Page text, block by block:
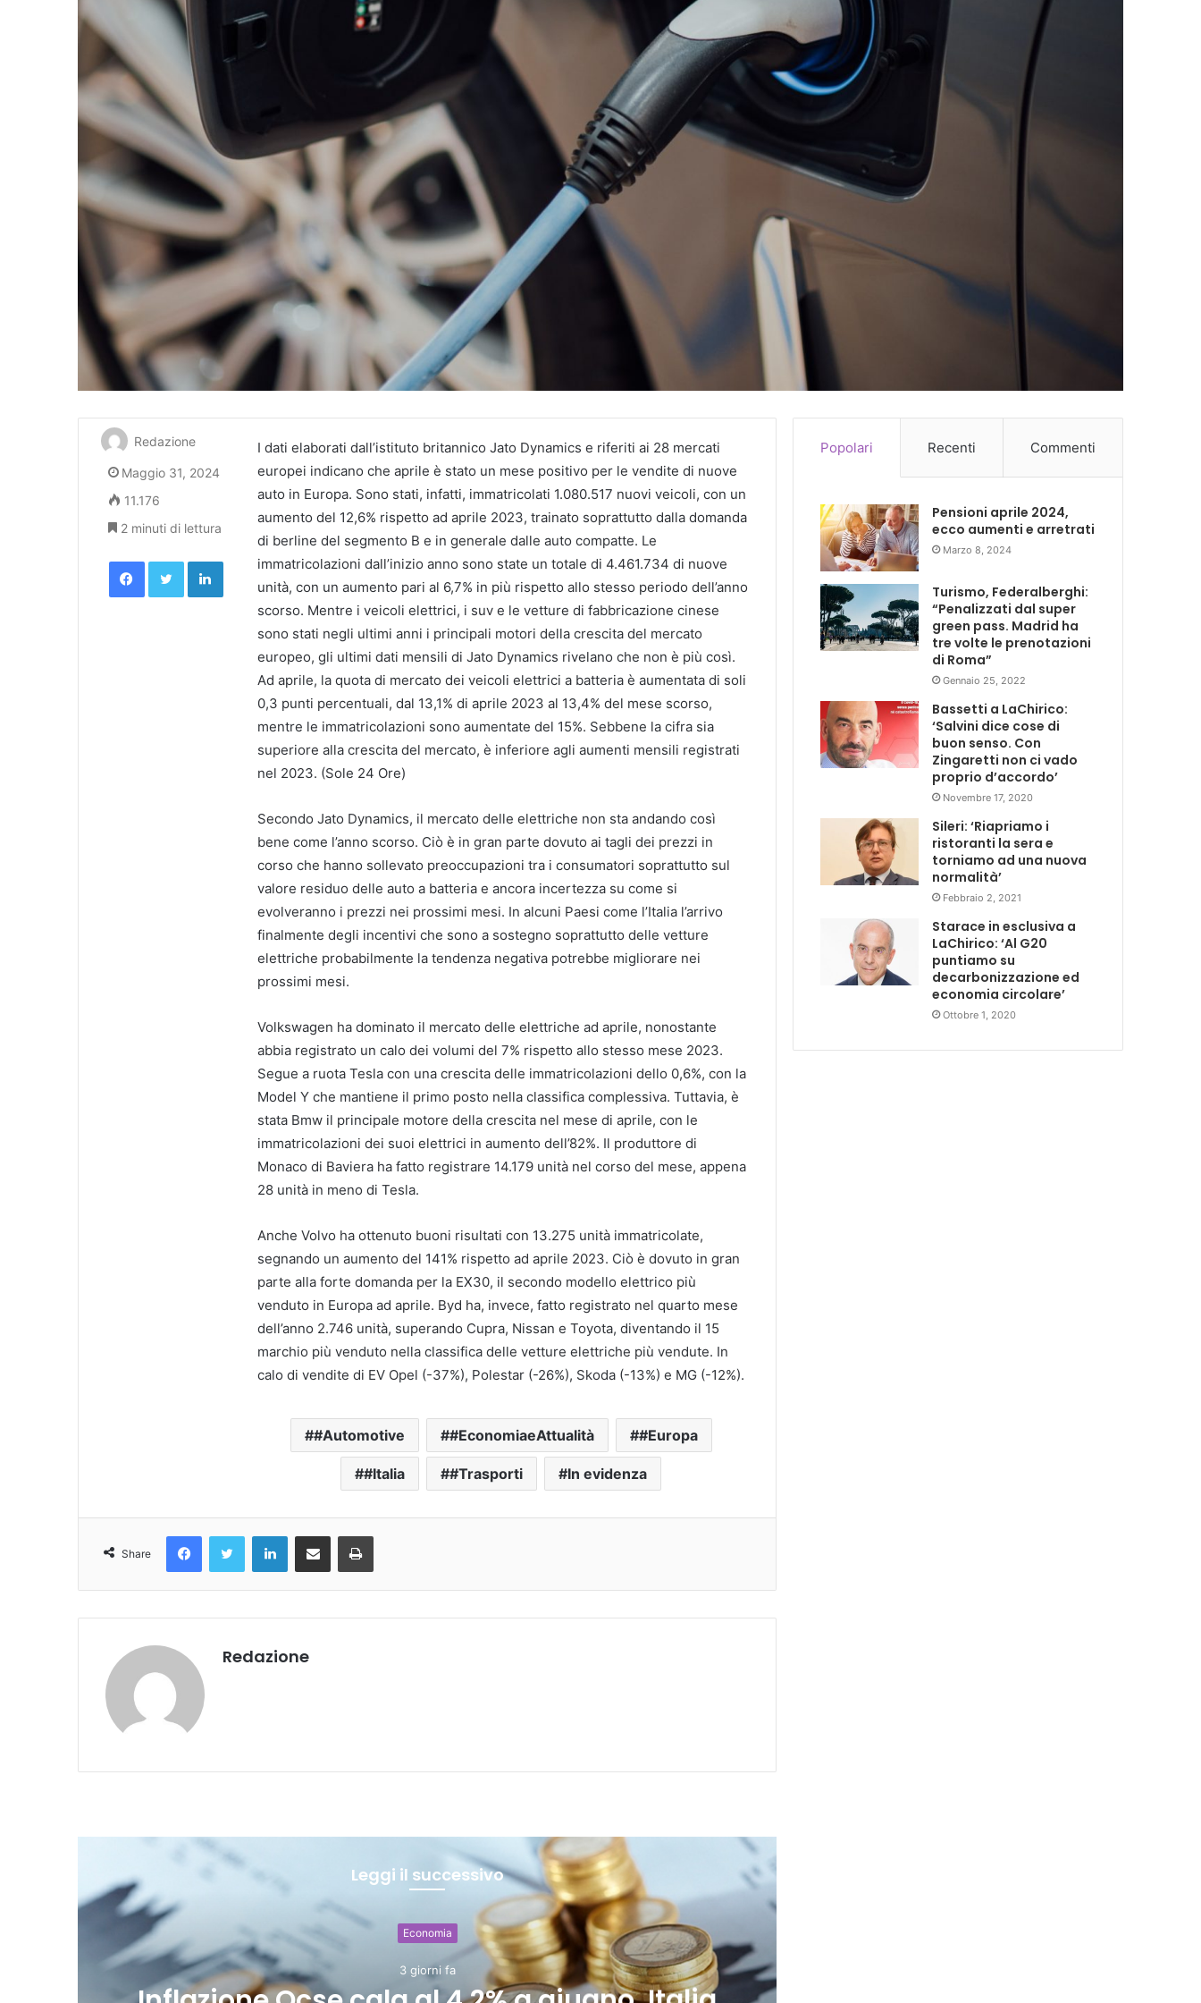
I dati elaborati dall’istituto britannico Jato Dynamics e riferiti ai 28 mercati
europei indicano che aprile è stato un mese positivo per le vendite di nuove
auto in Europa. Sono stati, infatti, immatricolati 1.080.517 nuovi veicoli, con un
aumento del 12,6% rispetto ad aprile 2023, trainato soprattutto dalla domanda
di berline del segmento B e in generale dalle auto compatte. Le
immatricolazioni dall’inizio anno sono state un totale di 4.461.734 di nuove
unità, con un aumento pari al 6,7% in più rispetto allo stesso periodo dell’anno
scorso. Mentre i veicoli elettrici, i suv e le vetture di fabbricazione cinese
sono stati negli ultimi anni i principali motori della crescita del mercato
europeo, gli ultimi dati mensili di Jato Dynamics rivelano che non è più così.
Ad aprile, la quota di mercato dei veicoli elettrici a batteria è aumentata di soli
0,3 punti percentuali, dal 13,1% di aprile 2023 al 13,4% del mese scorso,
mentre le immatricolazioni sono aumentate del 15%. Sebbene la cifra sia
superiore alla crescita del mercato, è inferiore agli aumenti mensili registrati
nel 2023. (Sole 24 Ore)
Secondo Jato Dynamics, il mercato delle elettriche non sta andando così
bene come l’anno scorso. Ciò è in gran parte dovuto ai tagli dei prezzi in
corso che hanno sollevato preoccupazioni tra i consumatori soprattutto sul
valore residuo delle auto a batteria e ancora incertezza su come si
evolveranno i prezzi nei prossimi mesi. In alcuni Paesi come l’Italia l’arrivo
finalmente degli incentivi che sono a sostegno soprattutto delle vetture
elettriche probabilmente la tendenza negativa potrebbe migliorare nei
prossimi mesi.
Volkswagen ha dominato il mercato delle elettriche ad aprile, nonostante
abbia registrato un calo dei volumi del 7% rispetto allo stesso mese 2023.
Segue a ruota Tesla con una crescita delle immatricolazioni dello 0,6%, con la
Model Y che mantiene il primo posto nella classifica complessiva. Tuttavia, è
stata Bmw il principale motore della crescita nel mese di aprile, con le
immatricolazioni dei suoi elettrici in aumento dell’82%. Il produttore di
Monaco di Baviera ha fatto registrare 14.179 unità nel corso del mese, appena
28 unità in meno di Tesla.
Anche Volvo ha ottenuto buoni risultati con 13.275 unità immatricolate,
segnando un aumento del 141% rispetto ad aprile 2023. Ciò è dovuto in gran
parte alla forte domanda per la EX30, il secondo modello elettrico più
venduto in Europa ad aprile. Byd ha, invece, fatto registrato nel quarto mese
dell’anno 2.746 unità, superando Cupra, Nissan e Toyota, diventando il 15
marchio più venduto nella classifica delle vetture elettriche più vendute. In
calo di vendite di EV Opel (-37%), Polestar (-26%), Skoda (-13%) e MG (-12%).
#Automotive #EconomiaeAttualità #Europa
#Italia #Trasporti In evidenza
Redazione
Maggio 31, 2024
11.176
2 minuti di lettura
Facebook Twitter LinkedIn
Share
Redazione
Leggi il successivo
Economia
3 giorni fa
Popolari Recenti Commenti
Pensioni aprile 2024,
ecco aumenti e arretrati
Marzo 8, 2024
Turismo, Federalberghi:
“Penalizzati dal super
green pass. Madrid ha
tre volte le prenotazioni
di Roma”
Gennaio 25, 2022
Bassetti a LaChirico:
‘Salvini dice cose di
buon senso. Con
Zingaretti non ci vado
proprio d’accordo’
Novembre 17, 2020
Sileri: ‘Riapriamo i
ristoranti la sera e
torniamo ad una nuova
normalità’
Febbraio 2, 2021
Starace in esclusiva a
LaChirico: ‘Al G20
puntiamo su
decarbonizzazione ed
economia circolare’
Ottobre 1, 2020